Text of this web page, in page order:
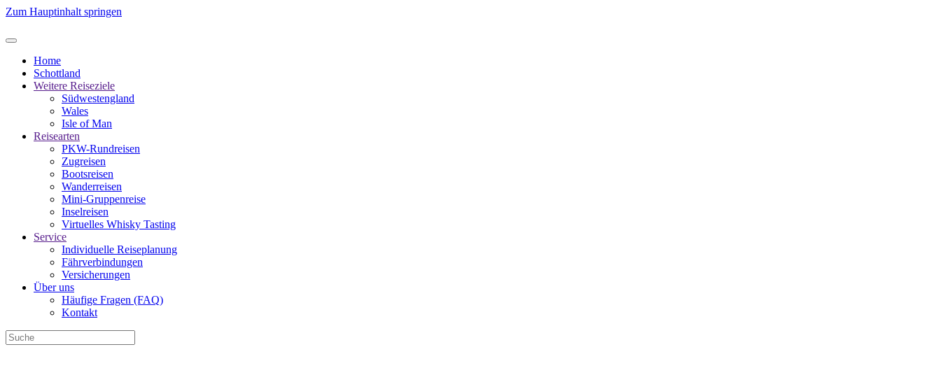
Zum Hauptinhalt springen
Home
Schottland
Weitere Reiseziele
Südwestengland
Wales
Isle of Man
Reisearten
PKW-Rundreisen
Zugreisen
Bootsreisen
Wanderreisen
Mini-Gruppenreise
Inselreisen
Virtuelles Whisky Tasting
Service
Individuelle Reiseplanung
Fährverbindungen
Versicherungen
Über uns
Häufige Fragen (FAQ)
Kontakt